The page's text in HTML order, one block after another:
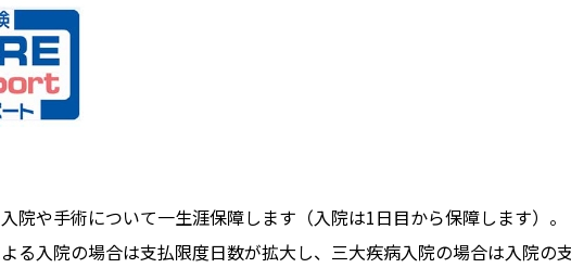
院や手術について一生涯保障します（入院は1日目から保障します）。
る入院の場合は支払限度日数が拡大し、三大疾病入院の場合は入院の